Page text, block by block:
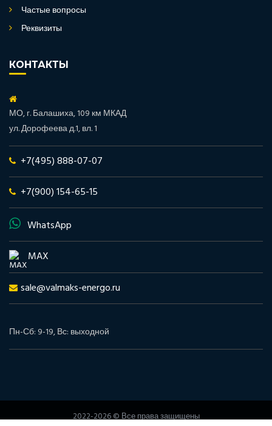
Частые вопросы
Реквизиты
КОНТАКТЫ
МО, г. Балашиха, 109 км МКАД
ул. Дорофеева д.1, вл. 1
+7(495) 888-07-07
+7(900) 154-65-15
WhatsApp
MAX
sale@valmaks-energo.ru
Пн-Сб: 9-19, Вс: выходной
2022-2026 © Все права защищены